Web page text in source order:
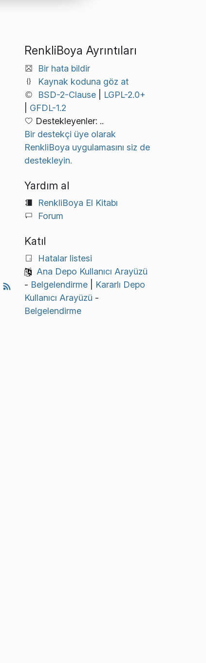
RenkliBoya Ayrıntıları
Bir hata bildir
Kaynak koduna göz at
BSD-2-Clause|
LGPL-2.0+
GFDL-1.2
Destekleyenler: ..
Bir destekçi üye olarak
RenkliBoya uygulamasını siz de
destekleyin.
Yardım al
RenkliBoya El Kitabı
Forum
Katıl
Hatalar listesi
Ana Depo Kullanıcı Arayüzü
- Belgelendirme|
Kararlı Depo
Kullanıcı Arayüzü -
Belgelendirme